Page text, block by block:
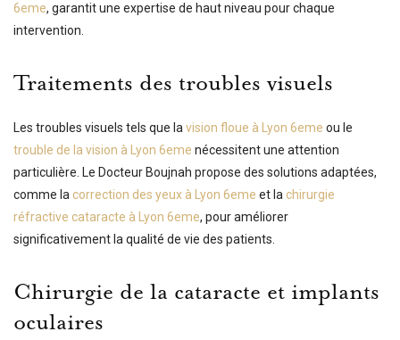
6eme, garantit une expertise de haut niveau pour chaque
intervention.
Traitements des troubles visuels
Les troubles visuels tels que la vision floue à Lyon 6eme ou le
trouble de la vision à Lyon 6eme nécessitent une attention
particulière. Le Docteur Boujnah propose des solutions adaptées,
comme la correction des yeux à Lyon 6eme et la chirurgie
réfractive cataracte à Lyon 6eme, pour améliorer
significativement la qualité de vie des patients.
Chirurgie de la cataracte et implants
oculaires